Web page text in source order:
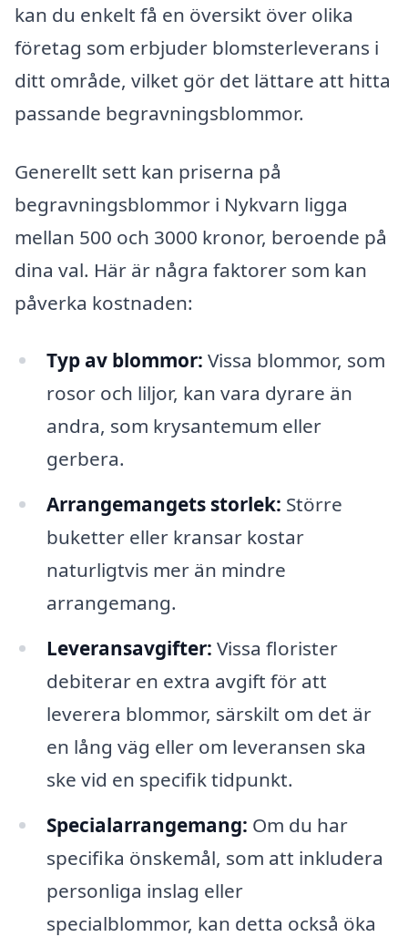
kan du enkelt få en översikt över olika
företag som erbjuder blomsterleverans i
ditt område, vilket gör det lättare att hitta
passande begravningsblommor.
Generellt sett kan priserna på
begravningsblommor i Nykvarn ligga
mellan 500 och 3000 kronor, beroende på
dina val. Här är några faktorer som kan
påverka kostnaden:
Typ av blommor: Vissa blommor, som
rosor och liljor, kan vara dyrare än
andra, som krysantemum eller
gerbera.
Arrangemangets storlek: Större
buketter eller kransar kostar
naturligtvis mer än mindre
arrangemang.
Leveransavgifter: Vissa florister
debiterar en extra avgift för att
leverera blommor, särskilt om det är
en lång väg eller om leveransen ska
ske vid en specifik tidpunkt.
Specialarrangemang: Om du har
specifika önskemål, som att inkludera
personliga inslag eller
specialblommor, kan detta också öka